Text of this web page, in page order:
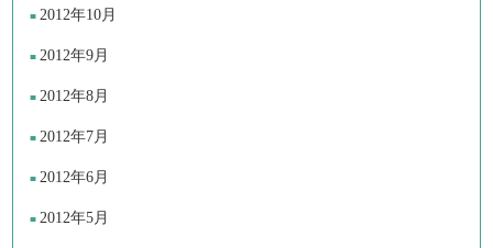
2012年10月
2012年9月
2012年8月
2012年7月
2012年6月
2012年5月